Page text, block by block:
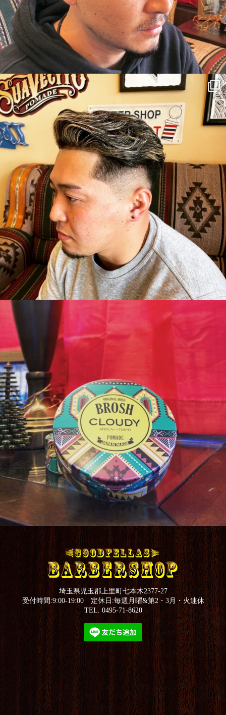
埼玉県児玉郡上里町七本木2377-27
受付時間:9:00-19:00 定休日:毎週月曜&第2・3月・火連休
TEL. 0495-71-8620